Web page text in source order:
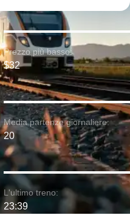
Prezzo più basso:
$32
Media partenze giornaliere:
20
L'ultimo treno:
23:39